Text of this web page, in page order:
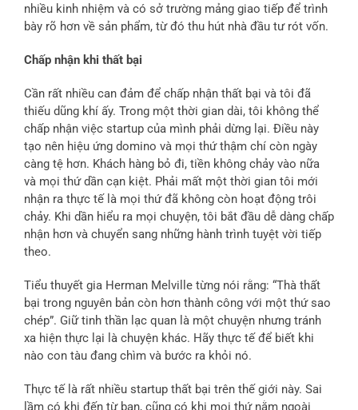
nhiều kinh nhiệm và có sở trường mảng giao tiếp để trình
bày rõ hơn về sản phẩm, từ đó thu hút nhà đầu tư rót vốn.
Chấp nhận khi thất bại
Cần rất nhiều can đảm để chấp nhận thất bại và tôi đã
thiếu dũng khí ấy. Trong một thời gian dài, tôi không thể
chấp nhận việc startup của mình phải dừng lại. Điều này
tạo nên hiệu ứng domino và mọi thứ thậm chí còn ngày
càng tệ hơn. Khách hàng bỏ đi, tiền không chảy vào nữa
và mọi thứ dần cạn kiệt. Phải mất một thời gian tôi mới
nhận ra thực tế là mọi thứ đã không còn hoạt động trôi
chảy. Khi dần hiểu ra mọi chuyện, tôi bắt đầu dễ dàng chấp
nhận hơn và chuyển sang những hành trình tuyệt vời tiếp
theo.
Tiểu thuyết gia Herman Melville từng nói rằng: “Thà thất
bại trong nguyên bản còn hơn thành công với một thứ sao
chép”. Giữ tinh thần lạc quan là một chuyện nhưng tránh
xa hiện thực lại là chuyện khác. Hãy thực tế để biết khi
nào con tàu đang chìm và bước ra khỏi nó.
Thực tế là rất nhiều startup thất bại trên thế giới này. Sai
lầm có khi đến từ bạn, cũng có khi mọi thứ nằm ngoài